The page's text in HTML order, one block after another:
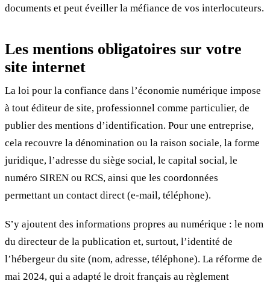
documents et peut éveiller la méfiance de vos interlocuteurs.
Les mentions obligatoires sur votre
site internet
La loi pour la confiance dans l’économie numérique impose
à tout éditeur de site, professionnel comme particulier, de
publier des mentions d’identification. Pour une entreprise,
cela recouvre la dénomination ou la raison sociale, la forme
juridique, l’adresse du siège social, le capital social, le
numéro SIREN ou RCS, ainsi que les coordonnées
permettant un contact direct (e-mail, téléphone).
S’y ajoutent des informations propres au numérique : le nom
du directeur de la publication et, surtout, l’identité de
l’hébergeur du site (nom, adresse, téléphone). La réforme de
mai 2024, qui a adapté le droit français au règlement